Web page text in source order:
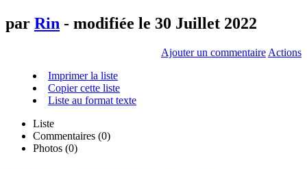
par Rin - modifiée le 30 Juillet 2022
Ajouter un commentaire Actions
Imprimer la liste
Copier cette liste
Liste au format texte
Liste
Commentaires (0)
Photos (0)